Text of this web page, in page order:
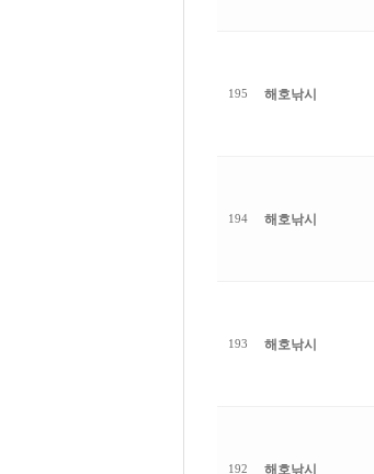
195 해호낚시
194 해호낚시
193 해호낚시
192 해호낚시